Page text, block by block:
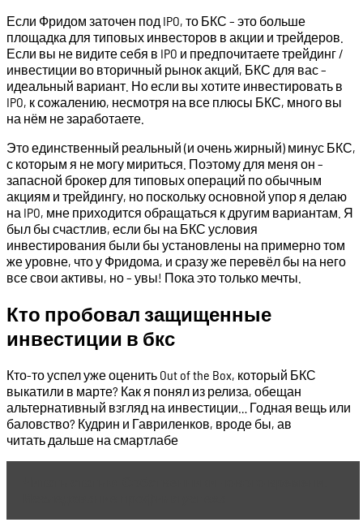
Если Фридом заточен под IPO, то БКС – это больше
площадка для типовых инвесторов в акции и трейдеров.
Если вы не видите себя в IPO и предпочитаете трейдинг /
инвестиции во вторичный рынок акций, БКС для вас –
идеальный вариант. Но если вы хотите инвестировать в
IPO, к сожалению, несмотря на все плюсы БКС, много вы
на нём не заработаете.
Это единственный реальный (и очень жирный) минус БКС,
с которым я не могу мириться. Поэтому для меня он –
запасной брокер для типовых операций по обычным
акциям и трейдингу, но поскольку основной упор я делаю
на IPO, мне приходится обращаться к другим вариантам. Я
был бы счастлив, если бы на БКС условия
инвестирования были бы установлены на примерно том
же уровне, что у Фридома, и сразу же перевёл бы на него
все свои активы, но – увы! Пока это только мечты.
Кто пробовал защищенные
инвестиции в бкс
Кто-то успел уже оценить Out of the Box, который БКС
выкатили в марте? Как я понял из релиза, обещан
альтернативный взгляд на инвестиции… Годная вещь или
баловство? Кудрин и Гавриленков, вроде бы, ав
читать дальше на смартлабе